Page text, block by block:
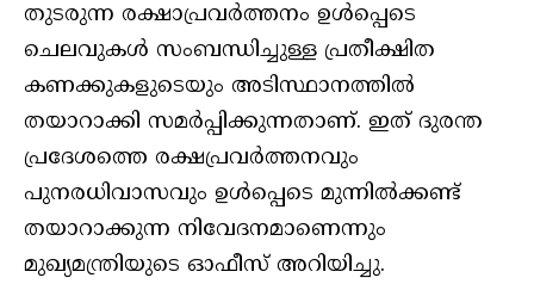
തുടരുന്ന രക്ഷാപ്രവര്‍ത്തനം ഉള്‍പ്പെടെ
ചെലവുകള്‍ സംബന്ധിച്ചുള്ള പ്രതീക്ഷിത
കണക്കുകളുടെയും അടിസ്ഥാനത്തില്‍
തയാറാക്കി സമര്‍പ്പിക്കുന്നതാണ്. ഇത് ദുരന്ത
പ്രദേശത്തെ രക്ഷപ്രവര്‍ത്തനവും
പുനരധിവാസവും ഉള്‍പ്പെടെ മുന്നില്‍ക്കണ്ട്
തയാറാക്കുന്ന നിവേദനമാണെന്നും
മുഖ്യമന്ത്രിയുടെ ഓഫീസ് അറിയിച്ചു.